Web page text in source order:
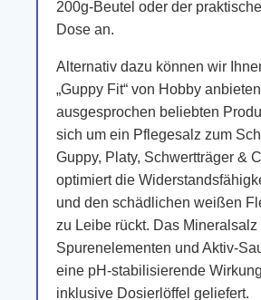
200g-Beutel oder der
Dose an.
Alternativ dazu können wir
„Guppy Fit“ von Hobby
ausgesprochen beliebten
sich um ein Pflegesalz zum
Guppy, Platy, Schwertträger &
optimiert die
und den schädlichen weißen
zu Leibe rückt. Das Mineralsalz
Spurenelementen und Aktiv-
eine pH-stabilisierende
inklusive Dosierlöffel geliefert.